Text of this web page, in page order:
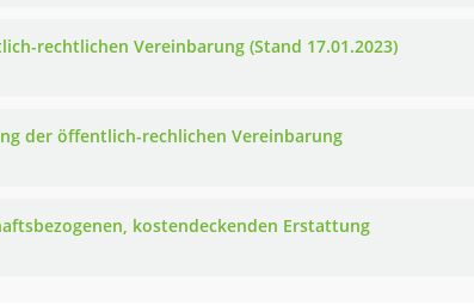
rechtlichen Vereinbarung (Stand 17.01.2023)
der öffentlich-rechlichen Vereinbarung
kostendeckenden Erstattung